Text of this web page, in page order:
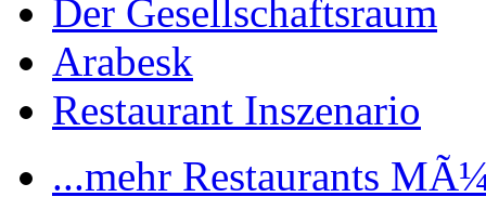
Der Gesellschaftsraum
Arabesk
Restaurant Inszenario
...mehr Restaurants